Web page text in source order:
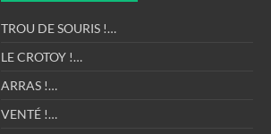
TROU DE SOURIS !…
LE CROTOY !…
ARRAS !…
VENTÉ !…